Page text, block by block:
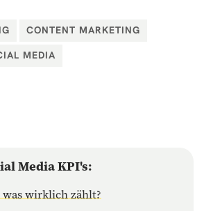
CONTENT MARKETING
MEDIA
Media KPI's:
was wirklich zählt?